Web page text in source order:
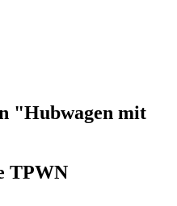
"Hubwagen mit
TPWN